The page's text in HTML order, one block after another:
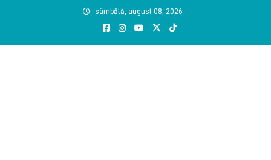
sâmbătă, august 08, 2026